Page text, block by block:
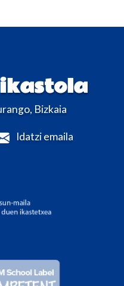
Bizkaia
Idatzi emaila